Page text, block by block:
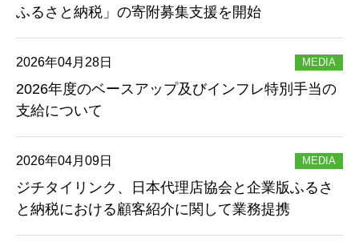
ふるさと納税」の寄附募集支援を開始
2026年04月28日 MEDIA
2026年度のベースアップ及びインフレ特別手当の
支給について
2026年04月09日 MEDIA
ジチタイリンク、日本代理店協会と企業版ふるさ
と納税における顧客紹介に関して業務提携